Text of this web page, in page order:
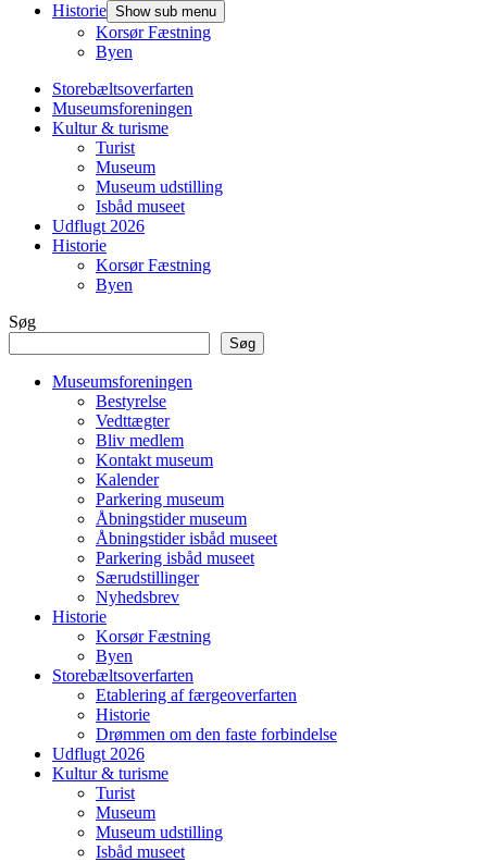
Historie Show sub menu
Korsør Fæstning
Byen
Storebæltsoverfarten
Museumsforeningen
Kultur & turisme
Turist
Museum
Museum udstilling
Isbåd museet
Udflugt 2026
Historie
Korsør Fæstning
Byen
Søg
Søg
Museumsforeningen
Bestyrelse
Vedttægter
Bliv medlem
Kontakt museum
Kalender
Parkering museum
Åbningstider museum
Åbningstider isbåd museet
Parkering isbåd museet
Særudstillinger
Nyhedsbrev
Historie
Korsør Fæstning
Byen
Storebæltsoverfarten
Etablering af færgeoverfarten
Historie
Drømmen om den faste forbindelse
Udflugt 2026
Kultur & turisme
Turist
Museum
Museum udstilling
Isbåd museet